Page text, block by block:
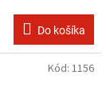
Do košíka
Kód: 1156